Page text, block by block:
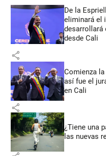
De la
eliminará el
desarrollará
desde Cali
share
Comienza
así fue el
en Cali
share
¿Tiene una
las nuevas